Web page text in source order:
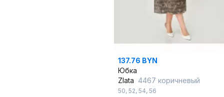
137.76 BYN
Юбка
Zlata 4467 коричневый
50, 52, 54, 56